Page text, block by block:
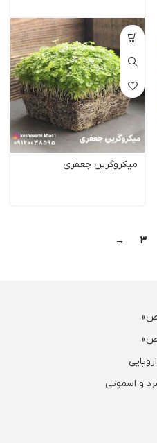
میکروگرین جعفری
3
→
و اسموتی